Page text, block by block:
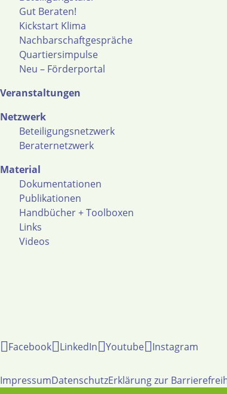
Gut Beraten!
Kickstart Klima
Nachbarschaftgespräche
Quartiersimpulse
Neu – Förderportal
Veranstaltungen
Netzwerk
Beteiligungsnetzwerk
Beraternetzwerk
Material
Dokumentationen
Publikationen
Handbücher + Toolboxen
Links
Videos
Facebook LinkedIn Youtube Instagram
ImpressumDatenschutzErklärung zur